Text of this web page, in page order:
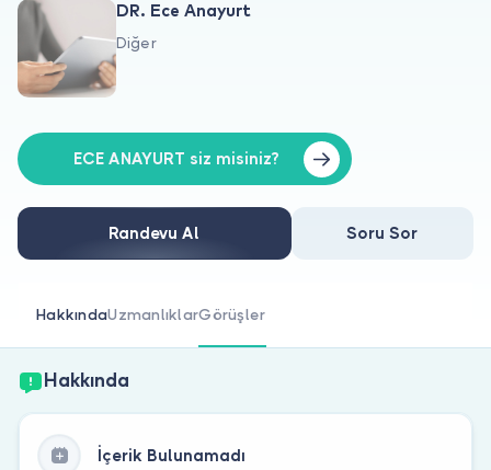
Hakkımızda
Doktorlar için
Doktor musunuz?
DR. Ece Anayurt
Diğer
ECE ANAYURT siz misiniz?
Randevu Al Soru Sor
HakkındaUzmanlıklarGörüşler
Hakkında
İçerik Bulunamadı